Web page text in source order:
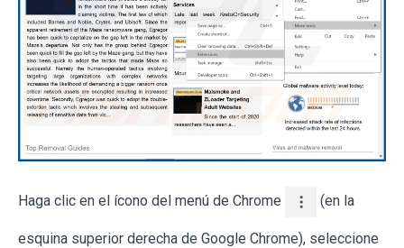
Haga clic en el ícono del menú de Chrome (en la
esquina superior derecha de Google Chrome), seleccione